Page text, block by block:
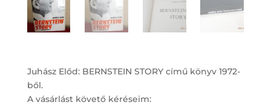
Juhász Előd: BERNSTEIN STORY című könyv 1972-
ből.
A vásárlást követő kéréseim: